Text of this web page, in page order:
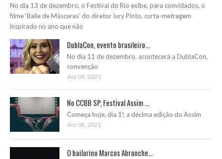
No dia 13 de dezembro, o Festival do Rio exibe, para convidados, o
filme ‘Baile de Máscaras’ do diretor Iury Pinto, curta-metragem
inspirado no ano que não
DublaCon, evento brasileiro...
No dia 11 de dezembro, acontecerá a DublaCon,
convenção
dez 08, 2021
No CCBB SP, Festival Assim ...
Começa hoje, dia 1º, a décima edição do Assim
dez 08, 2021
O bailarino Marcos Abranche...